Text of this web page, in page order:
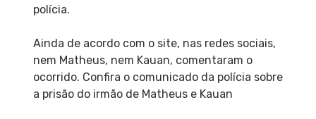
polícia.
Ainda de acordo com o site, nas redes sociais,
nem Matheus, nem Kauan, comentaram o
ocorrido. Confira o comunicado da polícia sobre
a prisão do irmão de Matheus e Kauan